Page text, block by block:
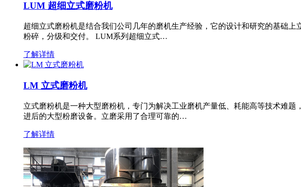
LUM 超细立式磨粉机
超细立式磨粉机是结合我们公司几年的磨机生产经验，它的设计和研究的基础
粉碎，分级和交付。 LUM系列超细立式…
了解详情
LM 立式磨粉机
立式磨粉机是一种大型磨粉机，专门为解决工业磨机产量低、耗能高等技术难
进后的大型粉磨设备。立磨采用了合理可靠的…
了解详情